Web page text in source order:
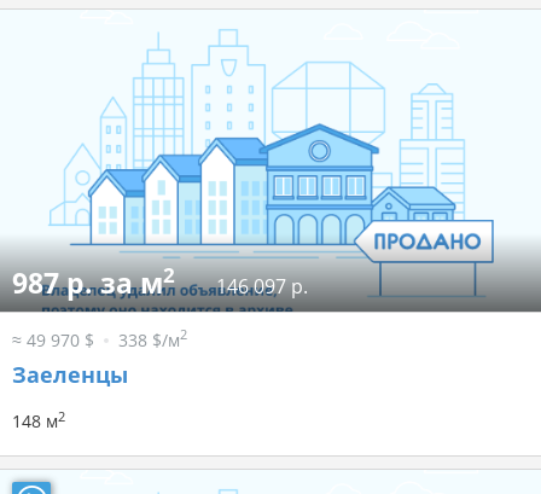
987 р. за м2 146 097 р.
≈ 49 970 $ 338 $/м2
Заеленцы
148 м2